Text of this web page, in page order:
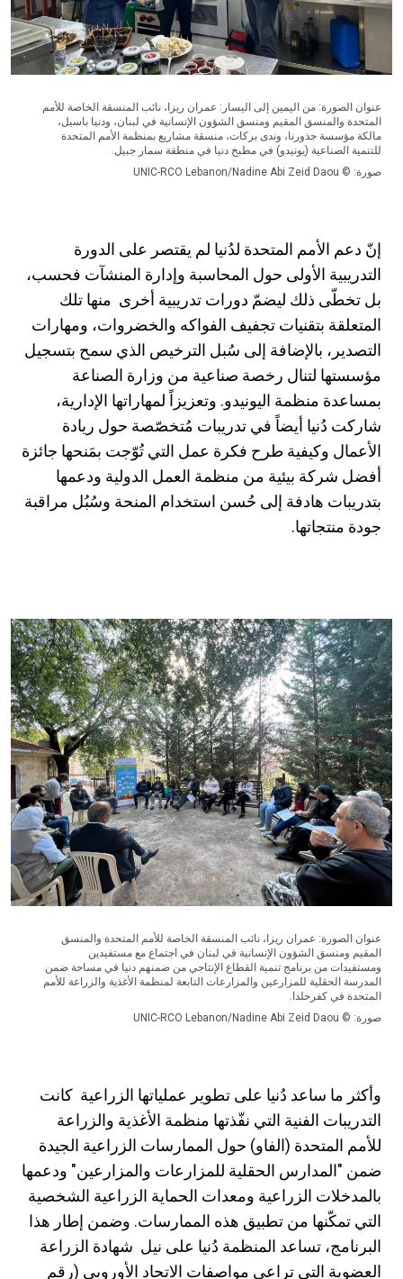
عنوان الصورة: من اليمين إلى اليسار: عمران ريزا، نائب المنسقة الخاصة للأمم
المتحدة والمنسق المقيم ومنسق الشؤون الإنسانية في لبنان، ودنيا باسيل،
مالكة مؤسسة جذورنا، وندى بركات، منسقة مشاريع بمنظمة الأمم المتحدة
للتنمية الصناعية (يونيدو) في مطبخ دنيا في منطقة سمار جبيل.
صورة: © UNIC-RCO Lebanon/Nadine Abi Zeid Daou
إنّ دعم الأمم المتحدة لدُنيا لم يقتصر على الدورة
التدريبية الأولى حول المحاسبة وإدارة المنشآت فحسب،
بل تخطّى ذلك ليضمّ دورات تدريبية أخرى منها تلك
المتعلقة بتقنيات تجفيف الفواكه والخضروات، ومهارات
التصدير، بالإضافة إلى سُبل الترخيص الذي سمح بتسجيل
مؤسستها لتنال رخصة صناعية من وزارة الصناعة
بمساعدة منظمة اليونيدو. وتعزيزاً لمهاراتها الإدارية،
شاركت دُنيا أيضاً في تدريبات مُتخصّصة حول ريادة
الأعمال وكيفية طرح فكرة عمل التي تُوّجت بمَنحها جائزة
أفضل شركة بيئية من منظمة العمل الدولية ودعمها
بتدريبات هادفة إلى حُسن استخدام المنحة وسُبُل مراقبة
جودة منتجاتها.
عنوان الصورة: عمران ريزا، نائب المنسقة الخاصة للأمم المتحدة والمنسق
المقيم ومنسق الشؤون الإنسانية في لبنان في اجتماع مع مستفيدين
ومستفيدات من برنامج تنمية القطاع الإنتاجي من ضمنهم دنيا في مساحة ضمن
المدرسة الحقلية للمزارعين والمزارعات التابعة لمنظمة الأغذية والزراعة للأمم
المتحدة في كفرحلدا.
صورة: © UNIC-RCO Lebanon/Nadine Abi Zeid Daou
وأكثر ما ساعد دُنيا على تطوير عملياتها الزراعية كانت
التدريبات الفنية التي نفّذتها منظمة الأغذية والزراعة
للأمم المتحدة (الفاو) حول الممارسات الزراعية الجيدة
ضمن "المدارس الحقلية للمزارعات والمزارعين" ودعمها
بالمدخلات الزراعية ومعدات الحماية الزراعية الشخصية
التي تمكّنها من تطبيق هذه الممارسات. وضمن إطار هذا
البرنامج، تساعد المنظمة دُنيا على نيل شهادة الزراعة
العضوية التي تراعي مواصفات الاتحاد الأوروبي (رقم